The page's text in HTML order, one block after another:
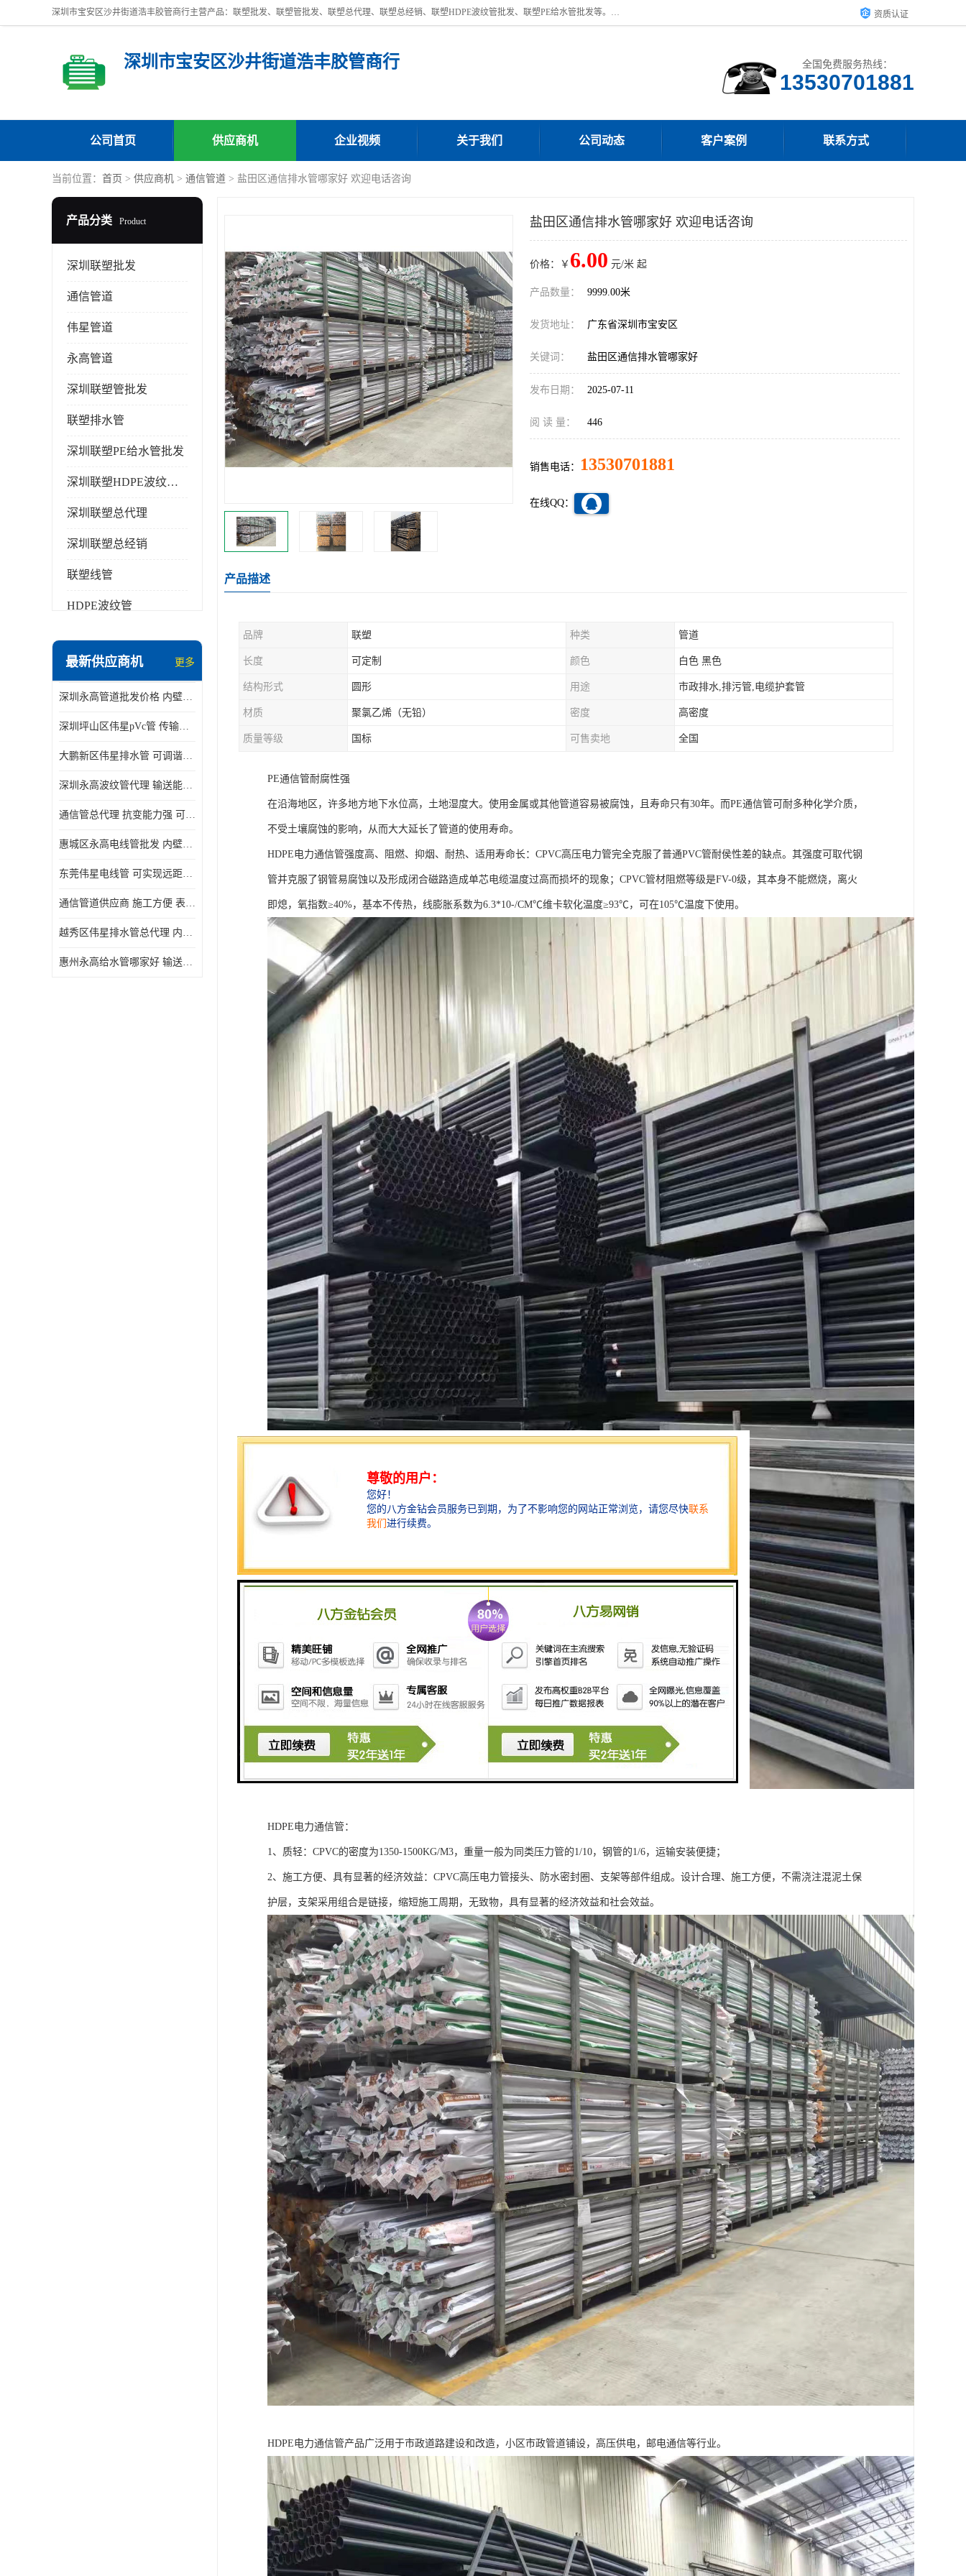
深圳市宝安区沙井街道浩丰胶管商行主营产品：联塑批发、联塑管批发、联塑总代理、联塑总经销、联塑HDPE波纹管批发、联塑PE给水管批发等。凭借服务以及多年的勤奋拼搏，发展成为一家销售各种管材管件，绝缘电工套管及配件等系列产品的贸易公司。公司秉承“顾客至上，锐意进取”的经营理念，坚持“客户至上”原则为广大客户提供的服务。欢迎惠顾！ 资质认证
深圳市宝安区沙井街道浩丰胶管商行 全国免费服务热线：
公司首页 供应商机 企业视频 关于我们 公司动态 客户案例 联系方式
当前位置： 首页 > 供应商机 > 通信管道 > 盐田区通信排水管哪家好 欢迎电话咨询
产品分类 Product
深圳联塑批发
通信管道
伟星管道
永高管道
深圳联塑管批发
联塑排水管
深圳联塑PE给水管批发
深圳联塑HDPE波纹管批发
深圳联塑总代理
深圳联塑总经销
联塑线管
HDPE波纹管
最新供应商机 更多
深圳永高管道批发价格 内壁光滑 抗震性能好
深圳坪山区伟星pVc管 传输损耗小 频率稳定性好
大鹏新区伟星排水管 可调谐性好 大功率 效率高
深圳永高波纹管代理 输送能力强 可以承受高温
通信管总代理 抗变能力强 可耐强震 扭曲
惠城区永高电线管批发 内壁光滑 抗震性能好
东莞伟星电线管 可实现远距离通信 频率稳定性好
通信管道供应商 施工方便 表面电阻系数大
越秀区伟星排水管总代理 内部表面光滑 大功率 效率高
惠州永高给水管哪家好 输送能力强 方便施工和运输
盐田区通信排水管哪家好 欢迎电话咨询
价格：￥ 6.00 元/米 起
产品数量： 9999.00米
发货地址： 广东省深圳市宝安区
关键词： 盐田区通信排水管哪家好
发布日期： 2025-07-11
阅 读 量： 446
销售电话： 13530701881
在线QQ：
产品描述
品牌 联塑 种类 管道
长度 可定制 颜色 白色 黑色
结构形式 圆形 用途 市政排水,排污管,电缆护套管
材质 聚氯乙烯（无铅） 密度 高密度
质量等级 国标 可售卖地 全国
PE通信管耐腐性强
在沿海地区，许多地方地下水位高，土地湿度大。使用金属或其他管道容易被腐蚀，且寿命只有30年。而PE通信管可耐多种化学介质，
不受土壤腐蚀的影响，从而大大延长了管道的使用寿命。
HDPE电力通信管强度高、阻燃、抑烟、耐热、适用寿命长：CPVC高压电力管完全克服了普通PVC管耐侯性差的缺点。其强度可取代钢
管并克服了钢管易腐蚀以及形成闭合磁路造成单芯电缆温度过高而损坏的现象；CPVC管材阻燃等级是FV-0级，其本身不能燃烧，离火
即熄，氧指数≥40%，基本不传热，线膨胀系数为6.3*10-/CM℃维卡软化温度≥93℃，可在105℃温度下使用。
HDPE电力通信管：
1、质轻：CPVC的密度为1350-1500KG/M3，重量一般为同类压力管的1/10，钢管的1/6，运输安装便捷；
2、施工方便、具有显著的经济效益：CPVC高压电力管接头、防水密封圈、支架等部件组成。设计合理、施工方便，不需浇注混泥土保
护层，支架采用组合是链接，缩短施工周期，无致物，具有显著的经济效益和社会效益。
HDPE电力通信管产品广泛用于市政道路建设和改造，小区市政管道铺设，高压供电，邮电通信等行业。